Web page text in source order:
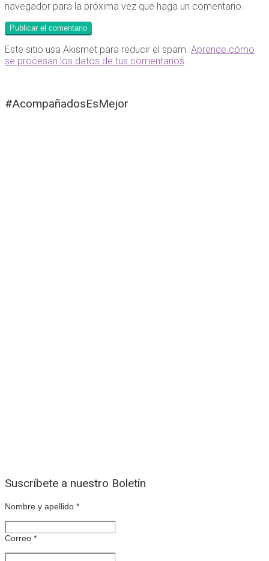
navegador para la próxima vez que haga un comentario.
Este sitio usa Akismet para reducir el spam. Aprende cómo
se procesan los datos de tus comentarios
#AcompañadosEsMejor
Suscríbete a nuestro Boletín
Nombre y apellido *
Correo *